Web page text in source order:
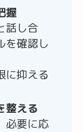
握
話し合
を確認し
に抑える
整える
必要に応